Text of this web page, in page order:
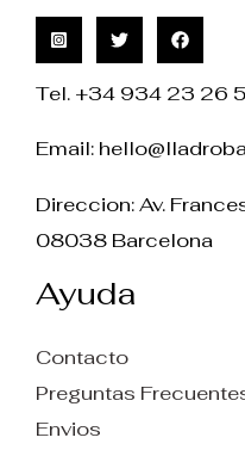
Tel. +34 934 23 26
Email:
Direccion: Av.
08038 Barcelona
Ayuda
Contacto
Preguntas
Envios